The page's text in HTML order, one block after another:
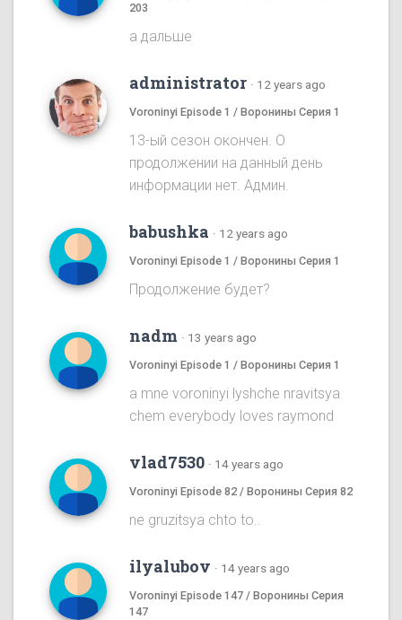
203
а дальше
administrator · 12 years ago
Voroninyi Episode 1 / Воронины Серия 1
13-ый сезон окончен. О
продолжении на данный день
информации нет. Админ.
babushka · 12 years ago
Voroninyi Episode 1 / Воронины Серия 1
Продолжение будет?
nadm · 13 years ago
Voroninyi Episode 1 / Воронины Серия 1
a mne voroninyi lyshche nravitsya
chem everybody loves raymond
vlad7530 · 14 years ago
Voroninyi Episode 82 / Воронины Серия 82
ne gruzitsya chto to..
ilyalubov · 14 years ago
Voroninyi Episode 147 / Воронины Серия
147